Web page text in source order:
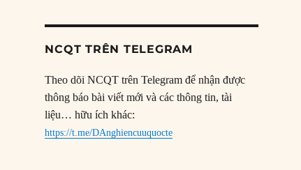
NCQT TRÊN TELEGRAM
Theo dõi NCQT trên Telegram để nhận được
thông báo bài viết mới và các thông tin, tài
liệu… hữu ích khác:
https://t.me/DAnghiencuuquocte